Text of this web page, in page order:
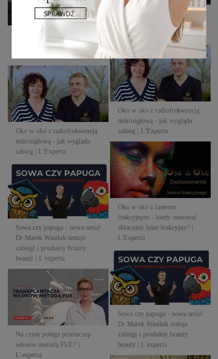
Oko w oko z laserem
frakcyjnym - kiedy stosować
ablacyjny laser frakcyjny? |
L'Experta
Oko w oko z laserem
frakcyjnym - kiedy stosować
ablacyjny laser frakcyjny? |
L'Experta
Oko w oko z radiofrekwencją
mikroigłową - jak wygląda
zabieg | L'Experta
Oko w oko z radiofrekwencją
mikroigłową - jak wygląda
zabieg | L'Experta
Oko w oko z radiofrekwencją
mikroigłową - jak wygląda
zabieg | L'Experta
Oko w oko z radiofrekwencją
mikroigłową - jak wygląda
zabieg | L'Experta
konsekwencje i jak im
zaradzić? | L'Experta
Ścienczenie skóry z wiekiem -
konsekwencje i jak im
zaradzić? | L'Experta
Sowa czy papuga - nowa seria!
Dr Marek Wasiluk testuje
zabiegi i produkty branży
beauty | L'experta
Sowa czy papuga - nowa seria!
Dr Marek Wasiluk testuje
zabiegi i produkty branży
beauty | L'experta
Sowa czy papuga - nowa seria!
Dr Marek Wasiluk testuje
zabiegi i produkty branży
beauty | L'experta
Sowa czy papuga - nowa seria!
Dr Marek Wasiluk testuje
zabiegi i produkty branży
beauty | L'experta
Na czym polega przeszczep
włosów metodą FUE? |
L’experta
Na czym polega przeszczep
włosów metodą FUE? |
L’experta